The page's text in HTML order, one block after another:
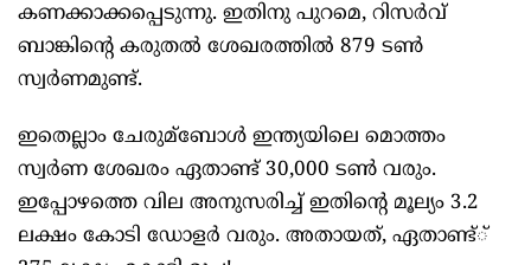
കണക്കാക്കപ്പെടുന്നു. ഇതിനു പുറമെ, റിസർവ്
ബാങ്കിന്റെ കരുതല്‍ ശേഖരത്തില്‍ 879 ടണ്‍
സ്വർണമുണ്ട്.
ഇതെല്ലാം ചേരുമ്ബോള്‍ ഇന്ത്യയിലെ മൊത്തം
സ്വർണ ശേഖരം ഏതാണ്ട് 30,000 ടണ്‍ വരും.
ഇപ്പോഴത്തെ വില അനുസരിച്ച്‌ ഇതിന്റെ മൂല്യം 3.2
ലക്ഷം കോടി ഡോളർ വരും. അതായത്, ഏതാണ്ട്്